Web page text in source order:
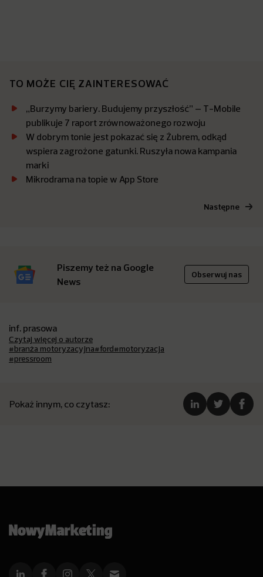
TO MOŻE CIĘ ZAINTERESOWAĆ
„Burzymy bariery. Budujemy przyszłość” – T-Mobile
publikuje 7 raport zrównoważonego rozwoju
W dobrym tonie jest pokazać się z Żubrem, odkąd
wspiera zagrożone gatunki. Ruszyła nowa kampania
marki
Mikrodrama na topie w App Store
Następne
Piszemy też na Google
News
Obserwuj nas
inf. prasowa
Czytaj więcej o autorze
#branża motoryzacyjna#ford#motoryzacja
#pressroom
Pokaż innym, co czytasz: